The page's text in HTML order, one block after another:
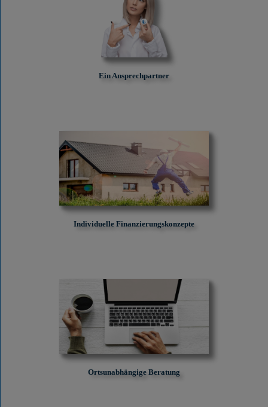
Ein Ansprechpartner
Individuelle Finanzierungskonzepte
Ortsunabhängige Beratung